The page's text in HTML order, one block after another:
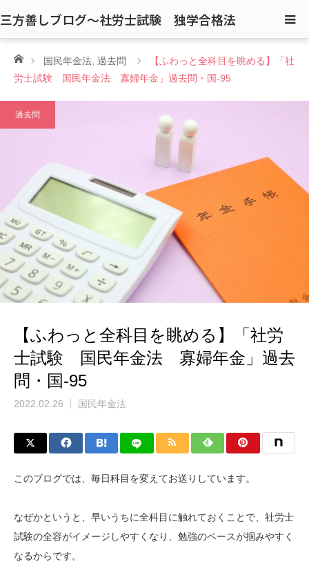
三方善しブログ〜社労士試験 独学合格法
ホーム国民年金法 過去問
【ふわっと全科目を眺める】「社
労士試験 国民年金法 寡婦年金」過去問・国-95
過去問
【ふわっと全科目を眺める】「社労
士試験 国民年金法 寡婦年金」過去
問・国-95
2022.02.26 国民年金法
このブログでは、毎日科目を変えてお送りしています。
なぜかというと、早いうちに全科目に触れておくことで、社労士
試験の全容がイメージしやすくなり、勉強のペースが掴みやすく
なるからです。